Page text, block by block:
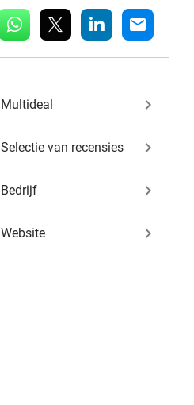
whatsapp linkedin mail
Multideal keyboard_arrow_right
Selectie van recensies keyboard_arrow_right
Bedrijf keyboard_arrow_right
Website keyboard_arrow_right